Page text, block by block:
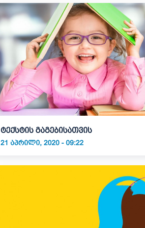
ტექსტის გაგებისათვის
21 ᲐᲞᲠᲘᲚᲘ, 2020 - 09:22